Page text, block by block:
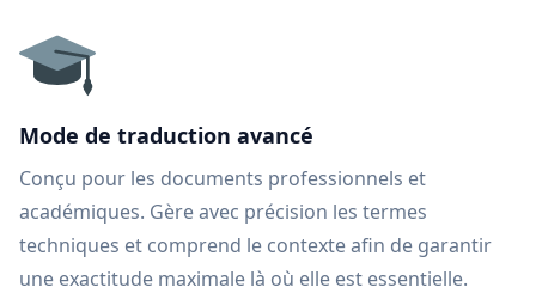
Mode de traduction avancé
Conçu pour les documents professionnels et
académiques. Gère avec précision les termes
techniques et comprend le contexte afin de garantir
une exactitude maximale là où elle est essentielle.